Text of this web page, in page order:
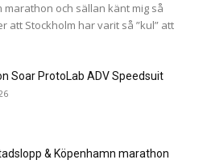
och sällan känt mig så
att Stockholm har varit så ”kul” att
Soar ProtoLab ADV Speedsuit
& Köpenhamn marathon